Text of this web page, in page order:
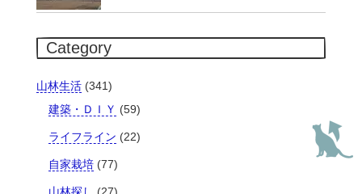
Category
山林生活(341)
建築・ＤＩＹ (59)
ライフライン (22)
自家栽培(77)